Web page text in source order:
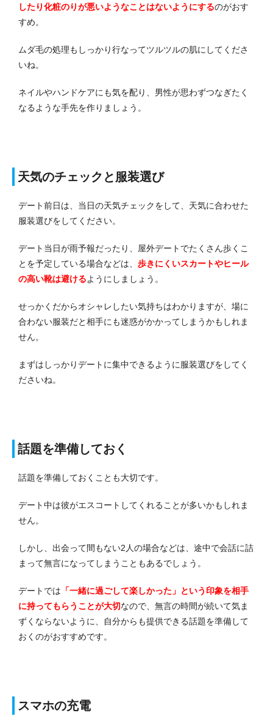
したり化粧のりが悪いようなことはないようにするのがおす
すめ。
ムダ毛の処理もしっかり行なってツルツルの肌にしてくださ
いね。
ネイルやハンドケアにも気を配り、男性が思わずつなぎたく
なるような手先を作りましょう。
天気のチェックと服装選び
デート前日は、当日の天気チェックをして、天気に合わせた
服装選びをしてください。
デート当日が雨予報だったり、屋外デートでたくさん歩くこ
とを予定している場合などは、 歩きにくいスカートやヒール
の高い靴は避けるようにしましょう。
せっかくだからオシャレしたい気持ちはわかりますが、場に
合わない服装だと相手にも迷惑がかかってしまうかもしれま
せん。
まずはしっかりデートに集中できるように服装選びをしてく
ださいね。
話題を準備しておく
話題を準備しておくことも大切です。
デート中は彼がエスコートしてくれることが多いかもしれま
せん。
しかし、出会って間もない2人の場合などは、途中で会話に詰
まって無言になってしまうこともあるでしょう。
デートでは 「一緒に過ごして楽しかった」という印象を相手
に持ってもらうことが大切なので、無言の時間が続いて気ま
ずくならないように、自分からも提供できる話題を準備して
おくのがおすすめです。
スマホの充電